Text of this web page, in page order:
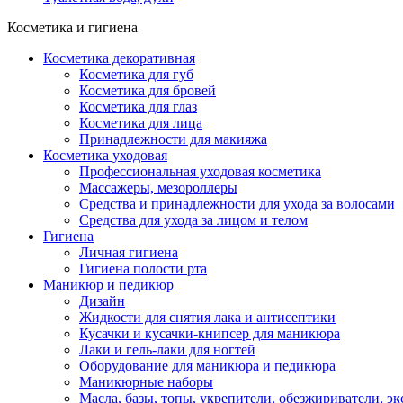
Косметика и гигиена
Косметика декоративная
Косметика для губ
Косметика для бровей
Косметика для глаз
Косметика для лица
Принадлежности для макияжа
Косметика уходовая
Профессиональная уходовая косметика
Массажеры, мезороллеры
Средства и принадлежности для ухода за волосами
Средства для ухода за лицом и телом
Гигиена
Личная гигиена
Гигиена полости рта
Маникюр и педикюр
Дизайн
Жидкости для снятия лака и антисептики
Кусачки и кусачки-книпсер для маникюра
Лаки и гель-лаки для ногтей
Оборудование для маникюра и педикюра
Маникюрные наборы
Масла, базы, топы, укрепители, обезжириватели,